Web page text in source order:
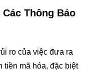
Thông Báo
ro của việc đưa ra
tiền mã hóa, đặc biệt